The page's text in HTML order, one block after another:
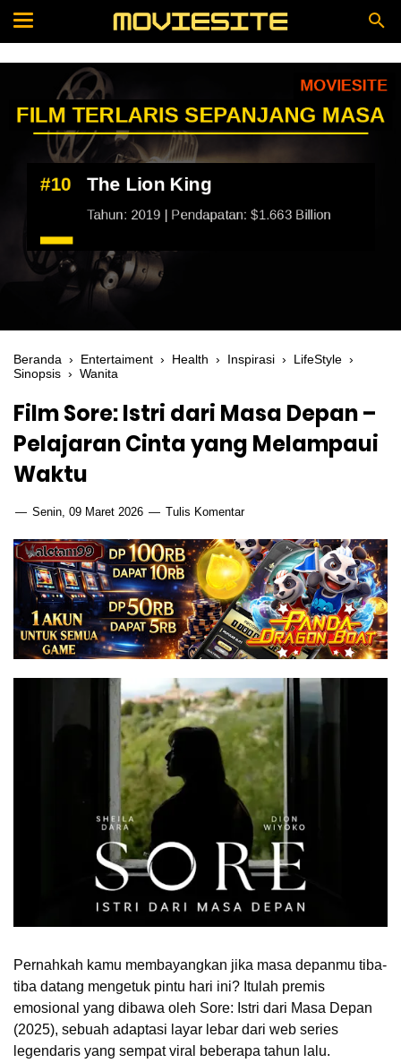
Beranda › Entertaiment › Health › Inspirasi › LifeStyle ›
Sinopsis › Wanita
Film Sore: Istri dari Masa Depan –
Pelajaran Cinta yang Melampaui
Waktu
Senin, 09 Maret 2026 Tulis Komentar
Pernahkah kamu membayangkan jika masa depanmu tiba-
tiba datang mengetuk pintu hari ini? Itulah premis
emosional yang dibawa oleh Sore: Istri dari Masa Depan
(2025), sebuah adaptasi layar lebar dari web series
legendaris yang sempat viral beberapa tahun lalu.